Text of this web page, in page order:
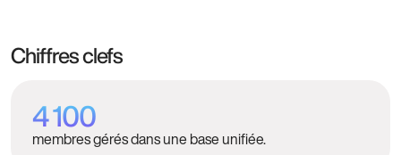
Chiffres clefs
4 100
membres gérés dans une base unifiée.